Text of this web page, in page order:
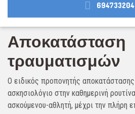
Αποκατάσταση
τραυματισμών
Ο ειδικός προπονητής
ασκησιολόγιο στην καθημερινή
ασκούμενου-αθλητή, μέχρι την πλήρη